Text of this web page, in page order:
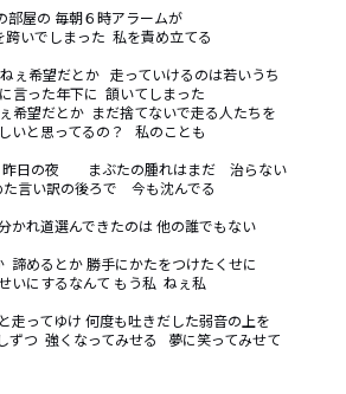
部屋の 毎朝６時アラームが
跨いでしまった  私を責め立てる
ぇ希望だとか   走っていけるのは若いうち
言った年下に  頷いてしまった
希望だとか  まだ捨てないで走る人たちを
いと思ってるの？   私のことも
日の夜　　まぶたの腫れはまだ　治らない
言い訳の後ろで　今も沈んでる
かれ道選んできたのは 他の誰でもない
諦めるとか 勝手にかたをつけたくせに
いにするなんて もう私  ねぇ私
走ってゆけ 何度も吐きだした弱音の上を
ずつ  強くなってみせる   夢に笑ってみせて